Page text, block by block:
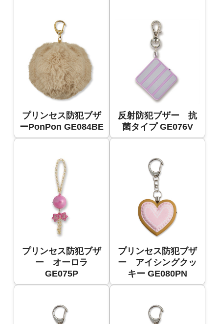
プリンセス防犯ブザ
ーPonPon GE084BE
反射防犯ブザー 抗
菌タイプ GE076V
プリンセス防犯ブザ
ー オーロラ
GE075P
プリンセス防犯ブザ
ー アイシングクッ
キー GE080PN